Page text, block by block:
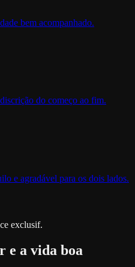
bem acompanhado.
do começo ao fim.
e agradável para os dois lados.
exclusif.
e a vida boa